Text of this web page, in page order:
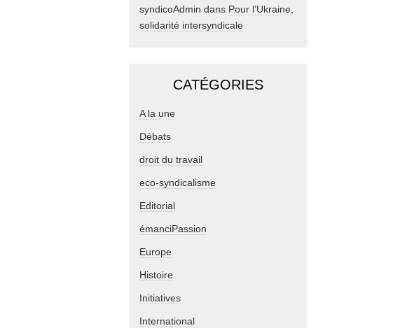
syndicoAdmin dans Pour l’Ukraine,
solidarité intersyndicale
CATÉGORIES
A la une
Débats
droit du travail
eco-syndicalisme
Editorial
émanciPassion
Europe
Histoire
Initiatives
International